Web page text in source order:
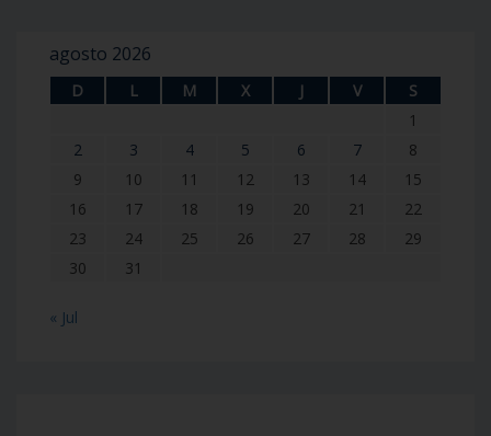
agosto 2026
D L M X J V
S
1
2
3 4 5 6 7
8
9
10 11 12 13 14
15
16
17 18 19 20 21
22
23
24 25 26 27 28
29
30
31
« Jul